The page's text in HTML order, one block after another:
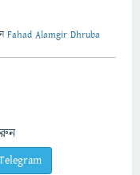
Fahad Alamgir Dhruba